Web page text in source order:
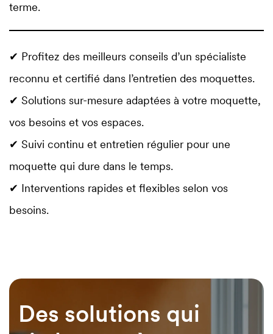
terme.
✔ Profitez des meilleurs conseils d’un spécialiste
reconnu et certifié dans l’entretien des moquettes.
✔ Solutions sur-mesure adaptées à votre moquette,
vos besoins et vos espaces.
✔ Suivi continu et entretien régulier pour une
moquette qui dure dans le temps.
✔ Interventions rapides et flexibles selon vos
besoins.
Des solutions qui